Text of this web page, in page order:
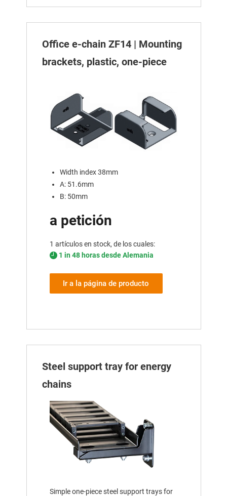
Office e-chain ZF14 | Mounting
brackets, plastic, one-piece
Width index 38mm
A: 51.6mm
B: 50mm
a petición
1 artículos en stock, de los cuales:
1 in 48 horas desde Alemania
Ir a la página de producto
Steel support tray for energy
chains
Simple one-piece steel support trays for